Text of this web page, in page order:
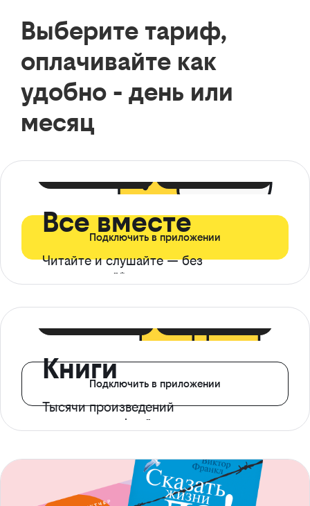
Выберите тариф,
оплачивайте как
удобно - день или
месяц
Все вместе
Читайте и слушайте — без
ограничений*
Подключить в приложении
Книги
Тысячи произведений
с доступом офлайн
Подключить в приложении